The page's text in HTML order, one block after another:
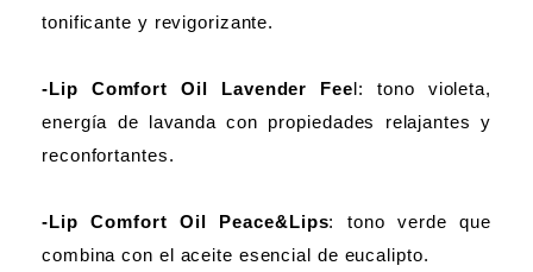
tonificante y revigorizante.
-Lip Comfort Oil Lavender Feel: tono violeta,
energía de lavanda con propiedades relajantes y
reconfortantes.
-Lip Comfort Oil Peace&Lips: tono verde que
combina con el aceite esencial de eucalipto.